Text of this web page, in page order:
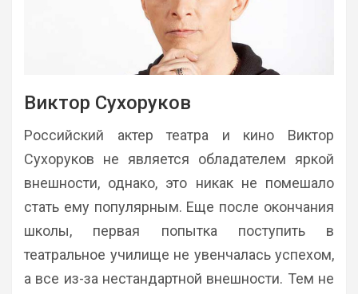
Виктор Сухоруков
Российский актер театра и кино Виктор
Сухоруков не является обладателем яркой
внешности, однако, это никак не помешало
стать ему популярным. Еще после окончания
школы, первая попытка поступить в
театральное училище не увенчалась успехом,
а все из-за нестандартной внешности. Тем не